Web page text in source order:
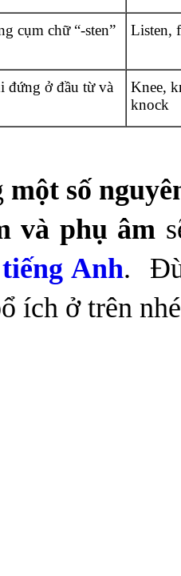
cụm chữ “-sten”
Listen,
đứng ở đầu từ và
Knee,
knock
một số
và phụ âm
Anh.
ích ở trên